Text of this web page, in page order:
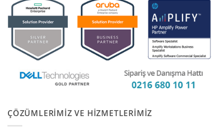
ÇÖZÜMLERIMIZ VE HIZMETLERIMIZ